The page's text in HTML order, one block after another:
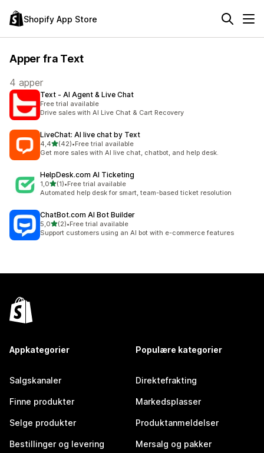
Shopify App Store
Apper fra Text
4 apper
Text ‑ AI Agent & Live Chat
Free trial available
Drive sales with AI Live Chat & Cart Recovery
LiveChat: AI live chat by Text
4,4av 5 stjerner
(42)
Totalt 42 omtaler
•Free trial available
Get more sales with AI live chat, chatbot, and help desk.
HelpDesk.com AI Ticketing
1,0av 5 stjerner
(1)
Totalt 1 omtaler
•Free trial available
Automated help desk for smart, team-based ticket resolution
ChatBot.com AI Bot Builder
5,0av 5 stjerner
(2)
Totalt 2 omtaler
•Free trial available
Support customers using an AI bot with e-commerce features
Appkategorier
Salgskanaler
Finne produkter
Selge produkter
Bestillinger og levering
Populære kategorier
Direktefrakting
Markedsplasser
Produktanmeldelser
Mersalg og pakker